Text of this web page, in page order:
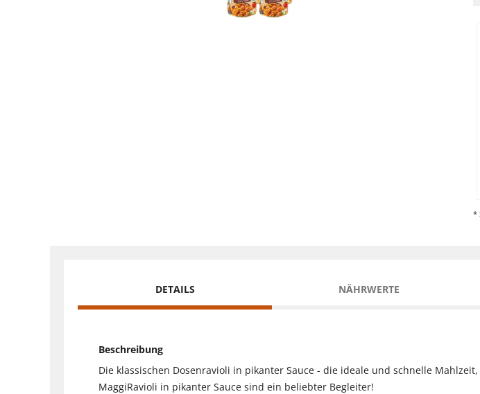
*
DETAILS NÄHRWERTE
Beschreibung
Die klassischen Dosenravioli in pikanter Sauce - die ideale und schnelle
MaggiRavioli in pikanter Sauce sind ein beliebter Begleiter!